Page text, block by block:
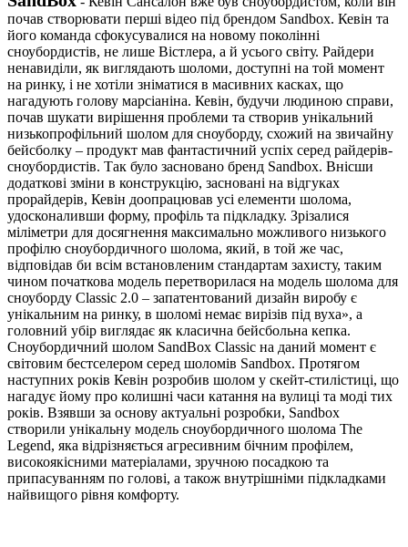
почав створювати перші відео під брендом Sandbox. Кевін та
його команда сфокусувалися на новому поколінні
сноубордистів, не лише Вістлера, а й усього світу. Райдери
ненавиділи, як виглядають шоломи, доступні на той момент
на ринку, і не хотіли зніматися в масивних касках, що
нагадують голову марсіаніна. Кевін, будучи людиною справи,
почав шукати вирішення проблеми та створив унікальний
низькопрофільний шолом для сноуборду, схожий на звичайну
бейсболку – продукт мав фантастичний успіх серед райдерів-
сноубордистів. Так було засновано бренд Sandbox. Внісши
додаткові зміни в конструкцію, засновані на відгуках
прорайдерів, Кевін доопрацював усі елементи шолома,
удосконаливши форму, профіль та підкладку. Зрізалися
міліметри для досягнення максимально можливого низького
профілю сноубордичного шолома, який, в той же час,
відповідав би всім встановленим стандартам захисту, таким
чином початкова модель перетворилася на модель шолома для
сноуборду Classic 2.0 – запатентований дизайн виробу є
унікальним на ринку, в шоломі немає вирізів під вуха», а
головний убір виглядає як класична бейсбольна кепка.
Сноубордичний шолом SandBox Classic на даний момент є
світовим бестселером серед шоломів Sandbox. Протягом
наступних років Кевін розробив шолом у скейт-стилістиці, що
нагадує йому про колишні часи катання на вулиці та моді тих
років. Взявши за основу актуальні розробки, Sandbox
створили унікальну модель сноубордичного шолома The
Legend, яка відрізняється агресивним бічним профілем,
високоякісними матеріалами, зручною посадкою та
припасуванням по голові, а також внутрішніми підкладками
найвищого рівня комфорту.